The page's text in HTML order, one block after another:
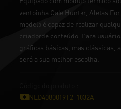
ventoinha Gale Hunter, Aletas
modelo é capaz de realizar
criadorde conteúdo. Para
gráficas básicas, mas clássicas,
será a sua melhor escolha.
NED4080019T2-1032A